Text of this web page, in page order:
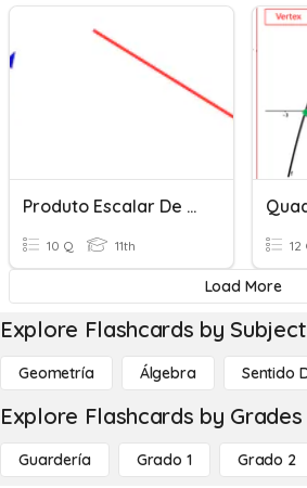
Produto Escalar De Vetores Mat A
10 Q 11th 12
Load More
Explore Flashcards by Subject
Geometría Álgebra Sentido
Explore Flashcards by Grades
Guardería Grado 1 Grado 2